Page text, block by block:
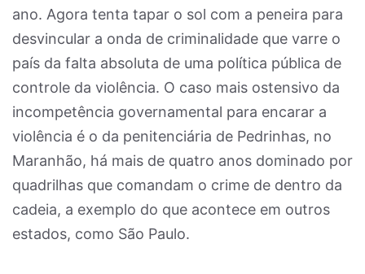
ano. Agora tenta tapar o sol com a peneira para
desvincular a onda de criminalidade que varre o
país da falta absoluta de uma política pública de
controle da violência. O caso mais ostensivo da
incompetência governamental para encarar a
violência é o da penitenciária de Pedrinhas, no
Maranhão, há mais de quatro anos dominado por
quadrilhas que comandam o crime de dentro da
cadeia, a exemplo do que acontece em outros
estados, como São Paulo.